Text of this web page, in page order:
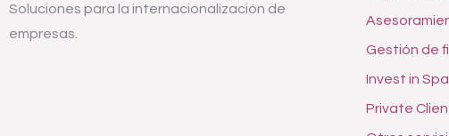
Soluciones para la internacionalización de
empresas.
Gestión de
Invest in
Private